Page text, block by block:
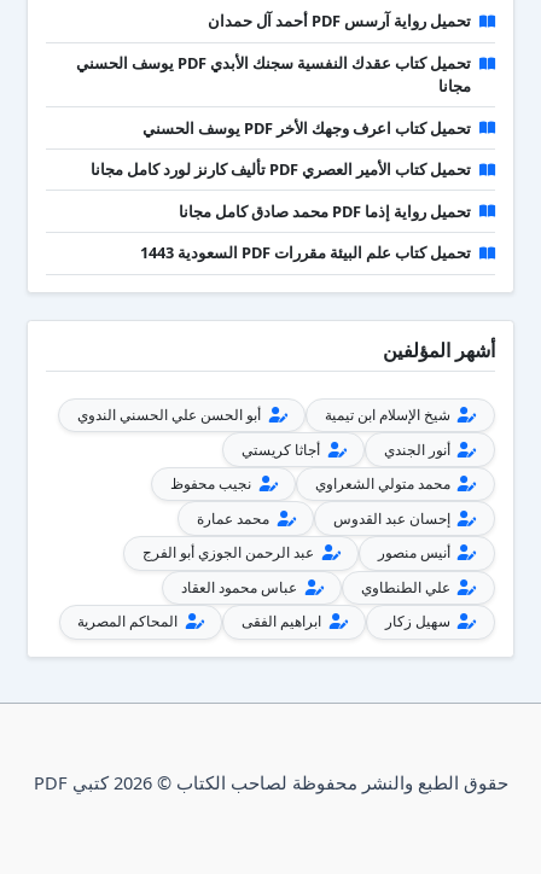
تحميل رواية آرسس PDF أحمد آل حمدان
تحميل كتاب عقدك النفسية سجنك الأبدي PDF يوسف الحسني
مجانا
تحميل كتاب اعرف وجهك الأخر PDF يوسف الحسني
تحميل كتاب الأمير العصري PDF تأليف كارنز لورد كامل مجانا
تحميل رواية إذما PDF محمد صادق كامل مجانا
تحميل كتاب علم البيئة مقررات PDF السعودية 1443
أشهر المؤلفين
شيخ الإسلام ابن تيمية
أبو الحسن علي الحسني الندوي
أنور الجندي
أجاثا كريستي
محمد متولي الشعراوي
نجيب محفوظ
إحسان عبد القدوس
محمد عمارة
أنيس منصور
عبد الرحمن الجوزي أبو الفرج
علي الطنطاوي
عباس محمود العقاد
سهيل زكار
ابراهيم الفقى المحاكم المصرية
حقوق الطبع والنشر محفوظة لصاحب الكتاب © 2026 كتبي PDF